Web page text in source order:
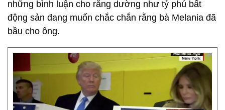
những bình luận cho rằng dường như tỷ phú bất
động sản đang muốn chắc chắn rằng bà Melania đã
bầu cho ông.